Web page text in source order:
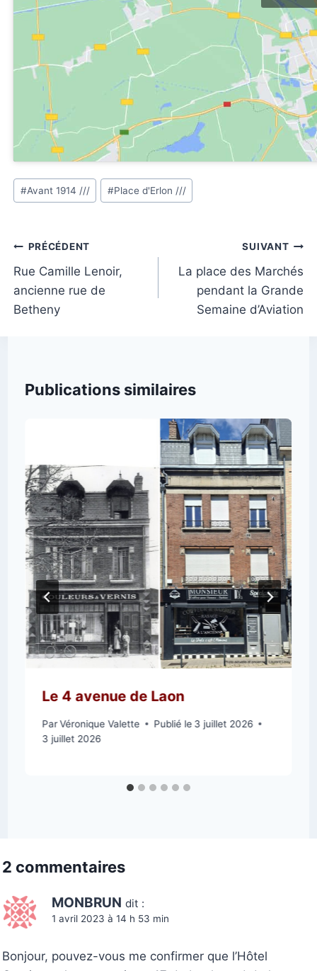
Étiquettes
de
publication :
#Avant 1914 /// #Place d'Erlon ///
Navigation
de
l’article
PRÉCÉDENT
Rue Camille Lenoir,
ancienne rue de
Betheny
SUIVANT
La place des Marchés
pendant la Grande
Semaine d’Aviation
Publications similaires
Le 4 avenue de Laon
ParVéronique Valette Publié le 3 juillet 2026
3 juillet 2026
2 commentaires
MONBRUN dit :
1 avril 2023 à 14 h 53 min
Bonjour, pouvez-vous me confirmer que l’Hôtel